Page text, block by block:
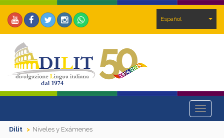
Español
Toggle
Dilit
Niveles y Exámenes